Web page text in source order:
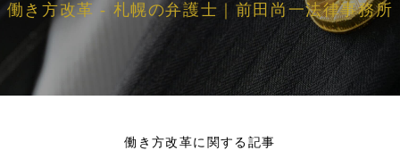
働き方改革 - 札幌の弁護士｜前田尚一法律事務所
働き方改革に関する記事